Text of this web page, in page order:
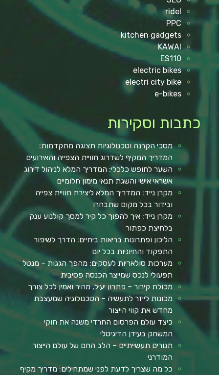
ridel
PPC
kitchen gadgets
KAWAI
ES110
electric bikes
electri city bike
e-bikes
כתבות וסקירות
מסכי הקרנה וטכנולוגיות תצוגה מתקדמות:
המדריך המקיף לשדרוג חוויית הצפייה והאירועים
השער לחופש כלכלי: המדריך המלא לניהול דירוג
אשראי אישי והשגת תנאי מימון חלומיים
מקרן נייד: המדריך המלא ליצירת חוויית צפייה
ובידור בכל מקום שתבחרו
מקרן נייד: איך להפוך כל קיר למסך קולנוע ענק
בלחיצת כפתור
הליכון ופתרונות בריאות ביתיים: הדרך לשיפור
התפקוד והחיוניות בכל יום
מערכות סולאריות לעסקים: מהפך הגגות – מנטל
תפעולי לנכס שמייצר הכנסה פסיבית
מכולת קירור – פתרון יעיל, מהיר ואמין לכל צורך
מכונות לייזר לתעשיה – הטכנולוגיה שמעצבת
מחדש את קווי הייצור
כיצד עולם הפרסום החרדי משנה את חוקי
המשחק בעידן הדיגיטלי
תנורים תעשייתיים – הלב החם של עולם הייצור
המודרני
כל מה שצריך לדעת לפני שמתחילים: מדריך מקיף